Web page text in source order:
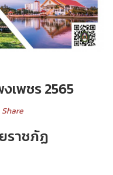
เพชร 2565
Share
ราชภัฏ